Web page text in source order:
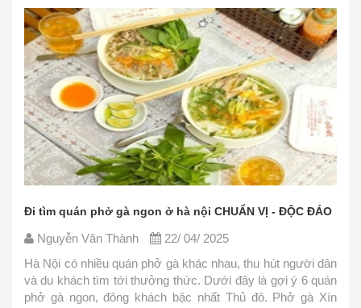
ĐÁO
dân
quán
Xín
Các nguyên liệu nấu phở bò đơn giản, dễ tìm - CỰC
CHUẨN
Nguyễn Văn Thành
22/ 04/ 2025
Phở là món ăn thơm ngon nhưng lại khá đơn giản
cách chế biến. Hôm nay mình xin chia sẻ cách nấu